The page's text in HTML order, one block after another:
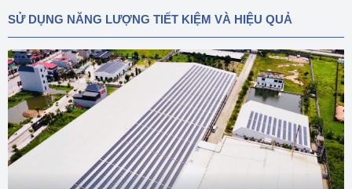
SỬ DỤNG NĂNG LƯỢNG TIẾT KIỆM VÀ HIỆU QUẢ